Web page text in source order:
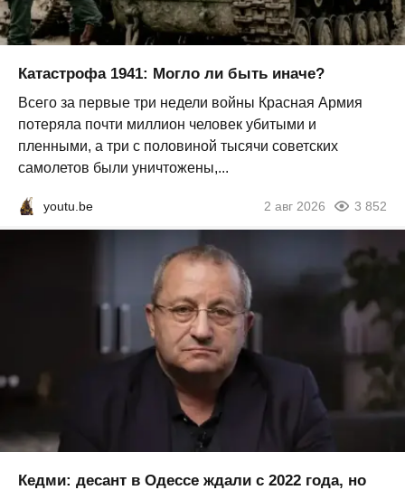
Катастрофа 1941: Могло ли быть иначе?
Всего за первые три недели войны Красная Армия
потеряла почти миллион человек убитыми и
пленными, а три с половиной тысячи советских
самолетов были уничтожены,...
youtu.be 2 авг 2026 3 852
Кедми: десант в Одессе ждали с 2022 года, но